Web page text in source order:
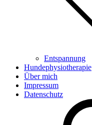
Entspannung
Hundephysiotherapie
Über mich
Impressum
Datenschutz